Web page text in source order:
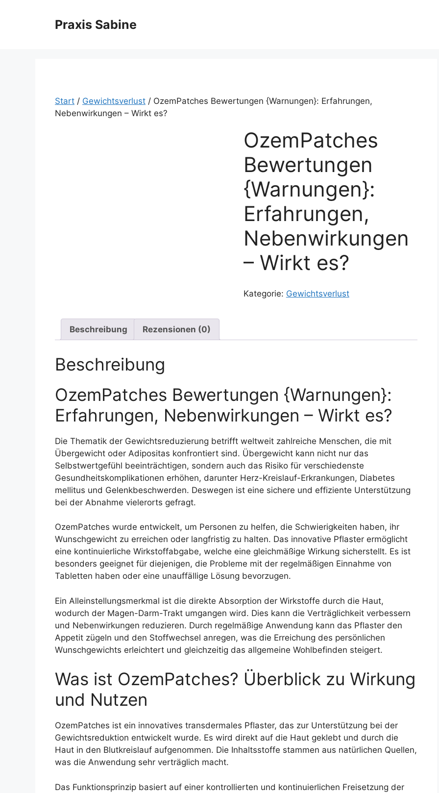
Praxis Sabine
Start / Gewichtsverlust / OzemPatches Bewertungen {Warnungen}: Erfahrungen,
Nebenwirkungen – Wirkt es?
OzemPatches
Bewertungen
{Warnungen}:
Erfahrungen,
Nebenwirkungen
– Wirkt es?
Kategorie: Gewichtsverlust
Beschreibung Rezensionen (0)
Beschreibung
OzemPatches Bewertungen {Warnungen}:
Erfahrungen, Nebenwirkungen – Wirkt es?
Die Thematik der Gewichtsreduzierung betrifft weltweit zahlreiche Menschen, die mit
Übergewicht oder Adipositas konfrontiert sind. Übergewicht kann nicht nur das
Selbstwertgefühl beeinträchtigen, sondern auch das Risiko für verschiedenste
Gesundheitskomplikationen erhöhen, darunter Herz-Kreislauf-Erkrankungen, Diabetes
mellitus und Gelenkbeschwerden. Deswegen ist eine sichere und effiziente Unterstützung
bei der Abnahme vielerorts gefragt.
OzemPatches wurde entwickelt, um Personen zu helfen, die Schwierigkeiten haben, ihr
Wunschgewicht zu erreichen oder langfristig zu halten. Das innovative Pflaster ermöglicht
eine kontinuierliche Wirkstoffabgabe, welche eine gleichmäßige Wirkung sicherstellt. Es ist
besonders geeignet für diejenigen, die Probleme mit der regelmäßigen Einnahme von
Tabletten haben oder eine unauffällige Lösung bevorzugen.
Ein Alleinstellungsmerkmal ist die direkte Absorption der Wirkstoffe durch die Haut,
wodurch der Magen-Darm-Trakt umgangen wird. Dies kann die Verträglichkeit verbessern
und Nebenwirkungen reduzieren. Durch regelmäßige Anwendung kann das Pflaster den
Appetit zügeln und den Stoffwechsel anregen, was die Erreichung des persönlichen
Wunschgewichts erleichtert und gleichzeitig das allgemeine Wohlbefinden steigert.
Was ist OzemPatches? Überblick zu Wirkung
und Nutzen
OzemPatches ist ein innovatives transdermales Pflaster, das zur Unterstützung bei der
Gewichtsreduktion entwickelt wurde. Es wird direkt auf die Haut geklebt und durch die
Haut in den Blutkreislauf aufgenommen. Die Inhaltsstoffe stammen aus natürlichen Quellen,
was die Anwendung sehr verträglich macht.
Das Funktionsprinzip basiert auf einer kontrollierten und kontinuierlichen Freisetzung der